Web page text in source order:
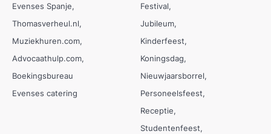
Evenses Spanje
Thomasverheul.nl
Muziekhuren.com
Advocaathulp.com
Boekingsbureau
Evenses catering
Festival
Jubileum
Kinderfeest
Koningsdag
Nieuwjaarsborrel
Personeelsfeest
Receptie
Studentenfeest